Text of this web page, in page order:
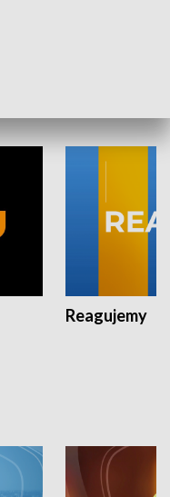
Reagujemy